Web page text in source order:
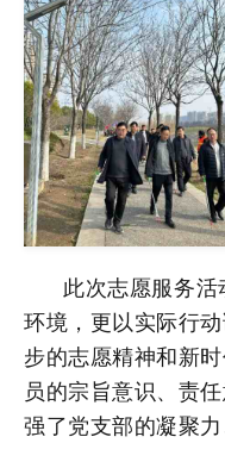
此次志愿服务活
环境，更以实际行
步的志愿精神和新
员的宗旨意识、责
强了党支部的凝聚力